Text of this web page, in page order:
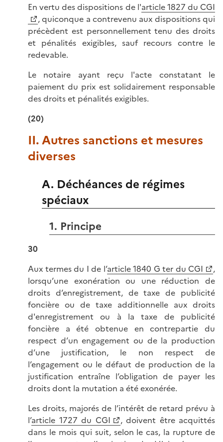
En vertu des dispositions de l'article 1827 du CGI
, quiconque a contrevenu aux dispositions qui
précèdent est personnellement tenu des droits
et pénalités exigibles, sauf recours contre le
redevable.
Le notaire ayant reçu l'acte constatant le
paiement du prix est solidairement responsable
des droits et pénalités exigibles.
(20)
II. Autres sanctions et mesures
diverses
A. Déchéances de régimes
spéciaux
1. Principe
30
Aux termes du I de l’article 1840 G ter du CGI
,
lorsqu’une exonération ou une réduction de
droits d’enregistrement, de taxe de publicité
foncière ou de taxe additionnelle aux droits
d'enregistrement ou à la taxe de publicité
foncière a été obtenue en contrepartie du
respect d’un engagement ou de la production
d’une justification, le non respect de
l’engagement ou le défaut de production de la
justification entraîne l’obligation de payer les
droits dont la mutation a été exonérée.
Les droits, majorés de l’intérêt de retard prévu à
l’article 1727 du CGI
, doivent être acquittés
dans le mois qui suit, selon le cas, la rupture de